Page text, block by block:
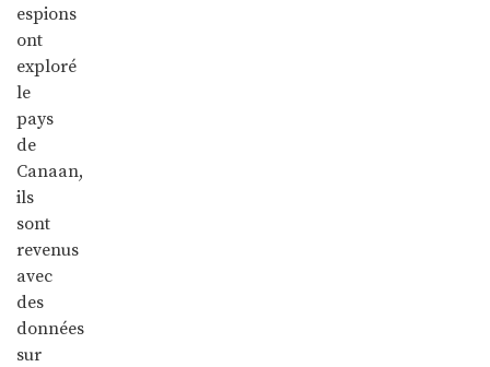
espions
ont
exploré
le
pays
de
Canaan,
ils
sont
revenus
avec
des
données
sur